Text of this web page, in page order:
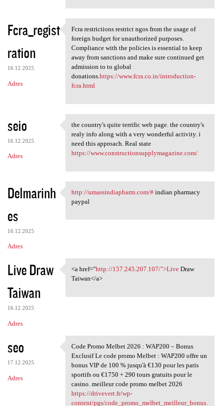
Fcra_regist
ration
16.12.2025
Adres
Fcra restrictions restrict
Fcra restrictions restrict ngos from the usage of
foreign budget for unauthorized purposes.
Compliance with the policies is essential to keep
away from sanctions and make sure continued get
admission to to global
donations.https://www.fcra.co.in/introduction-
fcra.html
seio
16.12.2025
Adres
the country's quite terrific
the country's quite terrific web page. the country's
realy info along with a very wonderful activity. i
need this approach. Real state
https://www.constructionsupplymagazine.com/
Delmarinh
es
16.12.2025
Adres
http://umassindiapharm.com/#
http://umassindiapharm.com/#indian pharmacy
paypal
Live Draw
Taiwan
16.12.2025
Adres
<a href="http://157.245.207
<a href="http://157.245.207.107/">LiveDraw
Taiwan</a>
seo
17.12.2025
Adres
Code Promo Melbet 2026 :
Code Promo Melbet 2026 : WAP200 – Bonus
Exclusif Le code promo Melbet : WAP200 offre un
bonus VIP de 100 % jusqu'à €130 pour les paris
sportifs ou €1750 + 290 tours gratuits pour le
casino. meilleur code promo melbet 2026
https://drivevert.fr/wp-
content/pgs/code_promo_melbet_meilleur_bonus.